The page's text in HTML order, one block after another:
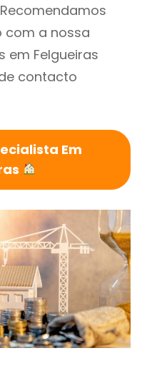
com a nossa
em Felgueiras
contacto
Em